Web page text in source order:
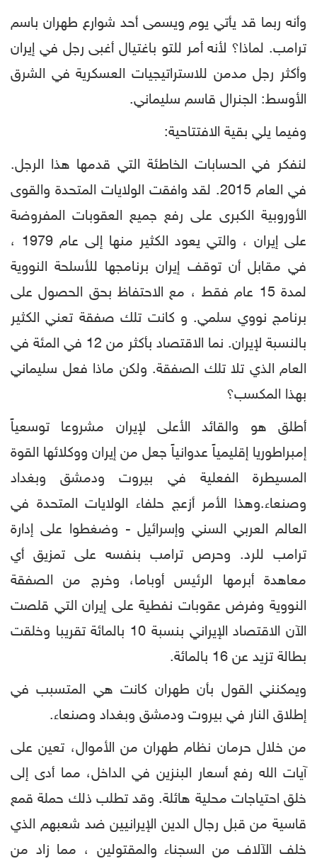
وأنه ربما قد يأتي يوم ويسمى أحد شوارع طهران باسم
ترامب. لماذا؟ لأنه أمر للتو باغتيال أغبى رجل في إيران
وأكثر رجل مدمن للاستراتيجيات العسكرية في الشرق
الأوسط: الجنرال قاسم سليماني.
وفيما يلي بقية الافتتاحية:
لنفكر في الحسابات الخاطئة التي قدمها هذا الرجل.
في العام 2015. لقد وافقت الولايات المتحدة والقوى
الأوروبية الكبرى على رفع جميع العقوبات المفروضة
على إيران ، والتي يعود الكثير منها إلى عام 1979 ،
في مقابل أن توقف إيران برنامجها للأسلحة النووية
لمدة 15 عام فقط ، مع الاحتفاظ بحق الحصول على
برنامج نووي سلمي. و كانت تلك صفقة تعني الكثير
بالنسبة لإيران. نما الاقتصاد بأكثر من 12 في المئة في
العام الذي تلا تلك الصفقة. ولكن ماذا فعل سليماني
بهذا المكسب؟
أطلق هو والقائد الأعلى لإيران مشروعا توسعياً
إمبراطوريا إقليمياً عدوانياً جعل من إيران ووكلائها القوة
المسيطرة الفعلية في بيروت ودمشق وبغداد
وصنعاء.وهذا الأمر أزعج حلفاء الولايات المتحدة في
العالم العربي السني وإسرائيل - وضغطوا على إدارة
ترامب للرد. وحرص ترامب بنفسه على تمزيق أي
معاهدة أبرمها الرئيس أوباما، وخرج من الصفقة
النووية وفرض عقوبات نفطية على إيران التي قلصت
الآن الاقتصاد الإيراني بنسبة 10 بالمائة تقريبا وخلقت
بطالة تزيد عن 16 بالمائة.
ويمكنني القول بأن طهران كانت هي المتسبب في
إطلاق النار في بيروت ودمشق وبغداد وصنعاء.
من خلال حرمان نظام طهران من الأموال، تعين على
آيات الله رفع أسعار البنزين في الداخل، مما أدى إلى
خلق احتياجات محلية هائلة. وقد تطلب ذلك حملة قمع
قاسية من قبل رجال الدين الإيرانيين ضد شعبهم الذي
خلف الآلاف من السجناء والمقتولين ، مما زاد من